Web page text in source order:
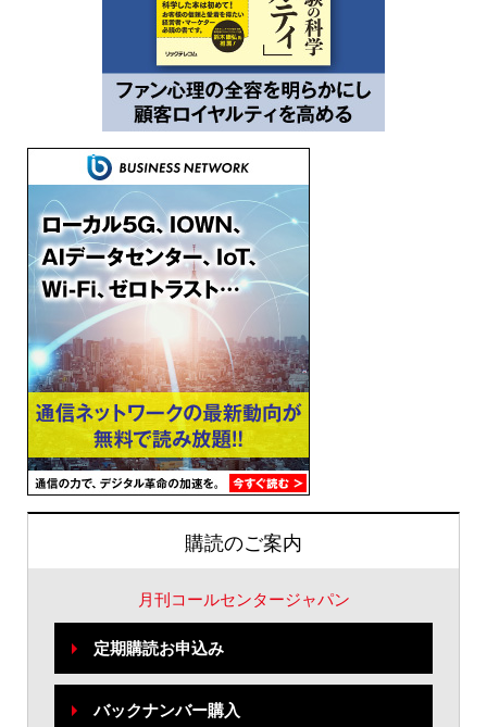
購読のご案内
月刊コールセンタージャパン
定期購読お申込み
バックナンバー購入